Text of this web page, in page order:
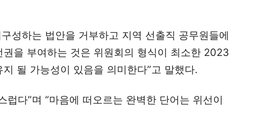
성하는 법안을 거부하고 지역 선출직 공무원들에
을 부여하는 것은 위원회의 형식이 최소한 2023
될 가능성이 있음을 의미한다”고 말했다.
럽다”며 “마음에 떠오르는 완벽한 단어는 위선이